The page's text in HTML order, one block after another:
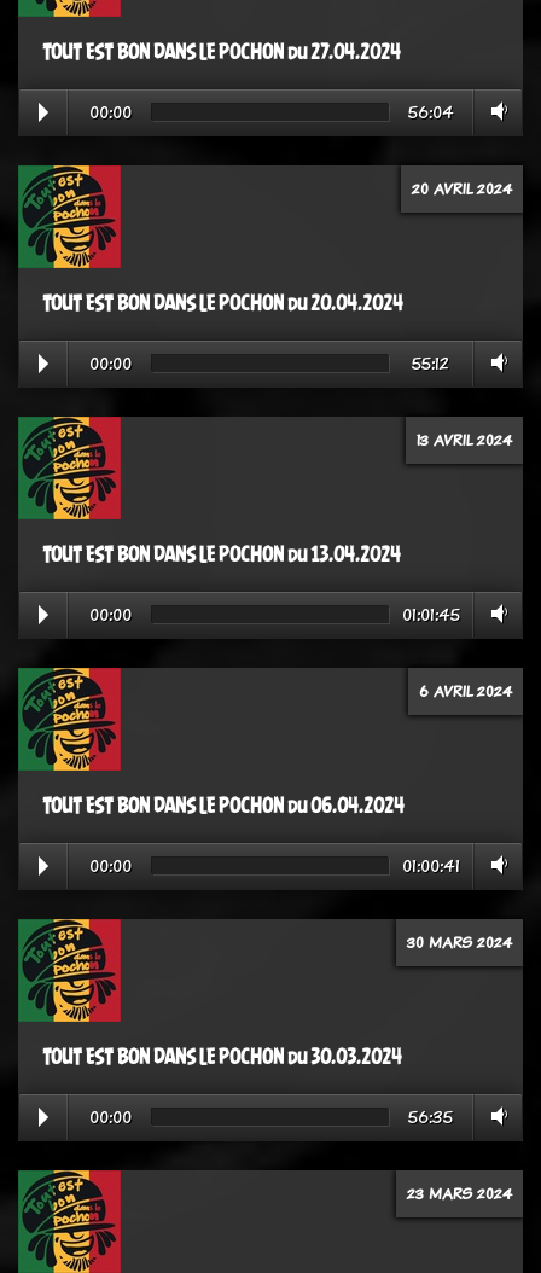
TOUT EST BON DANS LE POCHON du 27.04.2024
00:00 56:04
20 AVRIL 2024
TOUT EST BON DANS LE POCHON du 20.04.2024
00:00 55:12
13 AVRIL 2024
TOUT EST BON DANS LE POCHON du 13.04.2024
00:00 01:01:45
6 AVRIL 2024
TOUT EST BON DANS LE POCHON du 06.04.2024
00:00 01:00:41
30 MARS 2024
TOUT EST BON DANS LE POCHON du 30.03.2024
00:00 56:35
23 MARS 2024